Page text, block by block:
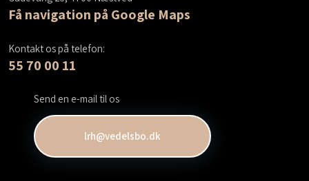
Få navigation på Google Maps
Kontakt os på telefon:
55 70 00 11
Send en e-mail til os
lrh@vedelsbo.dk